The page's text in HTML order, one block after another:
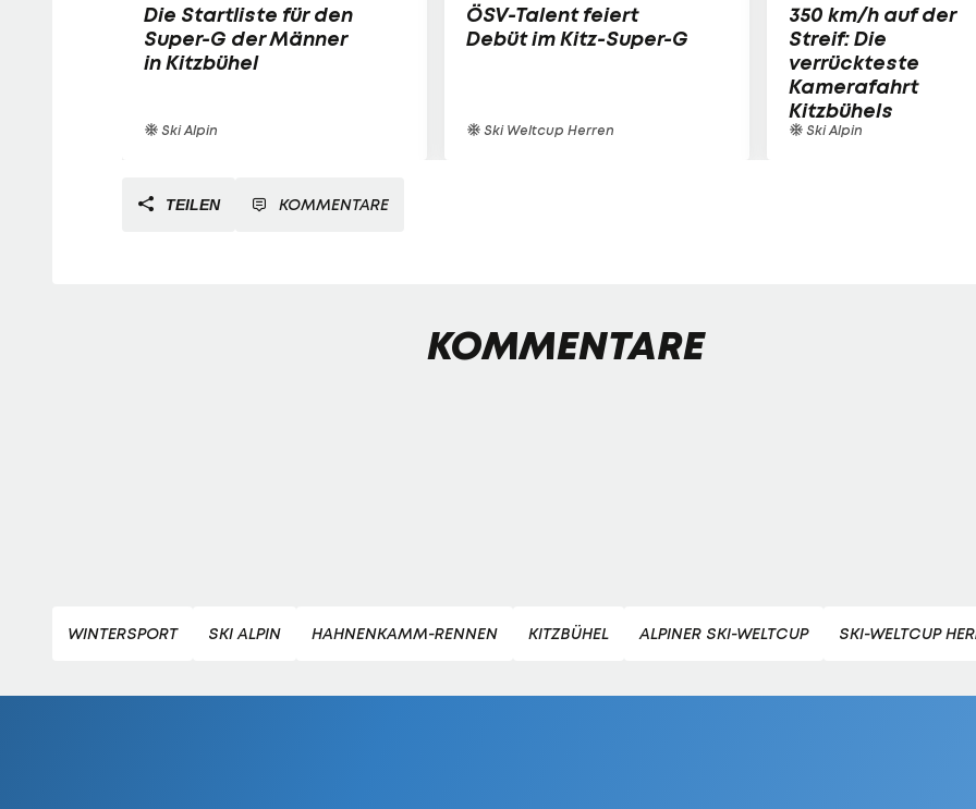
Die Startliste für den
Super-G der Männer
in Kitzbühel
Ski Alpin
ÖSV-Talent feiert
Debüt im Kitz-Super-G
Ski Weltcup Herren
350 km/h auf der
Streif: Die
verrückteste
Kamerafahrt
Kitzbühels
Ski Alpin
TEILEN KOMMENTARE
KOMMENTARE
WINTERSPORT SKI ALPIN HAHNENKAMM-RENNEN KITZBÜHEL ALPINER SKI-WELTCUP SKI-WELTCUP